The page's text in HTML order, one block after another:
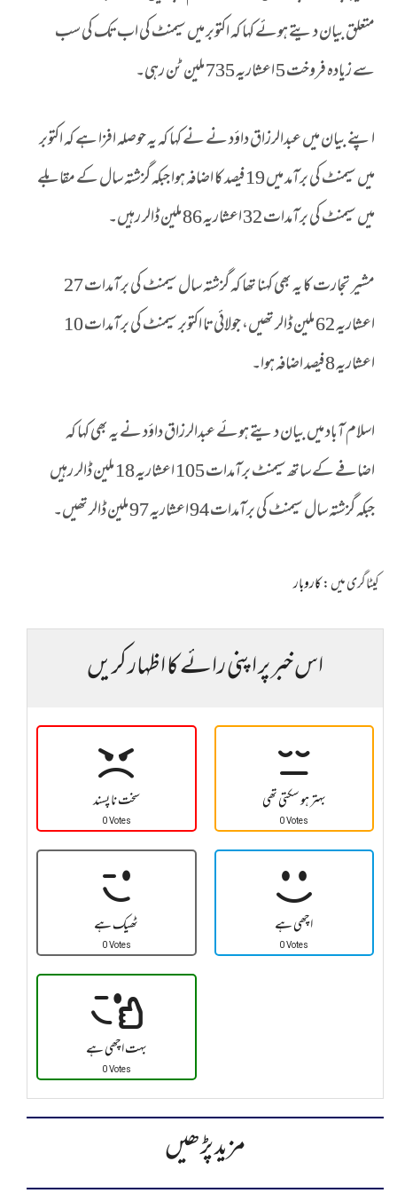
متعلق بیان دیتے ہوئے کہا کہ اکتوبر میں سیمنٹ کی اب تک کی سب
سے زیادہ فروخت 5 اعشاریہ 735 ملین ٹن رہی۔
اپنے بیان میں عبدالرزاق داؤد نے نے کہا کہ یہ حوصلہ افزا ہے کہ اکتوبر
میں سیمنٹ کی برآمد میں 19 فیصد کا اضافہ ہوا جبکہ گزشتہ سال کے مقابلے
میں سیمنٹ کی برآمدات 32 اعشاریہ 86 ملین ڈالر رہیں۔
مشیر تجارت کا یہ بھی کہنا تھا کہ گزشتہ سال سیمنٹ کی برآمدات 27
اعشاریہ 62 ملین ڈالر تھیں، جولائی تا اکتوبر سیمنٹ کی برآمدات 10
اعشاریہ 8 فیصد اضافہ ہوا۔
اسلام آباد میں بیان دیتے ہوئے عبدالرزاق داؤد نے یہ بھی کہا کہ
اضافے کے ساتھ سیمنٹ برآمدات 105 اعشاریہ 18 ملین ڈالر رہیں
جبکہ گزشتہ سال سیمنٹ کی برآمدات 94 اعشاریہ 97 ملین ڈالر تھیں۔
کیٹاگری میں :کاروبار
اس خبر پر اپنی رائے کا اظہار کریں
سخت نا پسند
0 Votes
بہتر ہو سکتی تھی
0 Votes
ٹھیک ہے
0 Votes
اچھی ہے
0 Votes
بہت اچھی ہے
0 Votes
مزید پڑھیں